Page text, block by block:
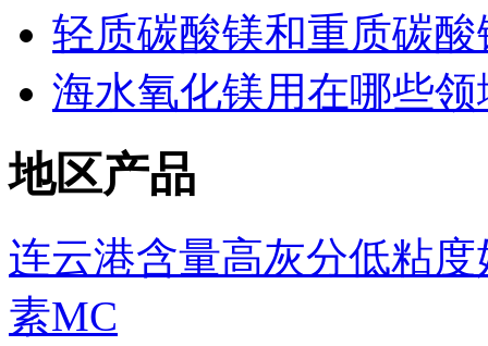
轻质碳酸镁和重质碳
海水氧化镁用在哪些领
地区产品
连云港含量高灰分低粘
素MC